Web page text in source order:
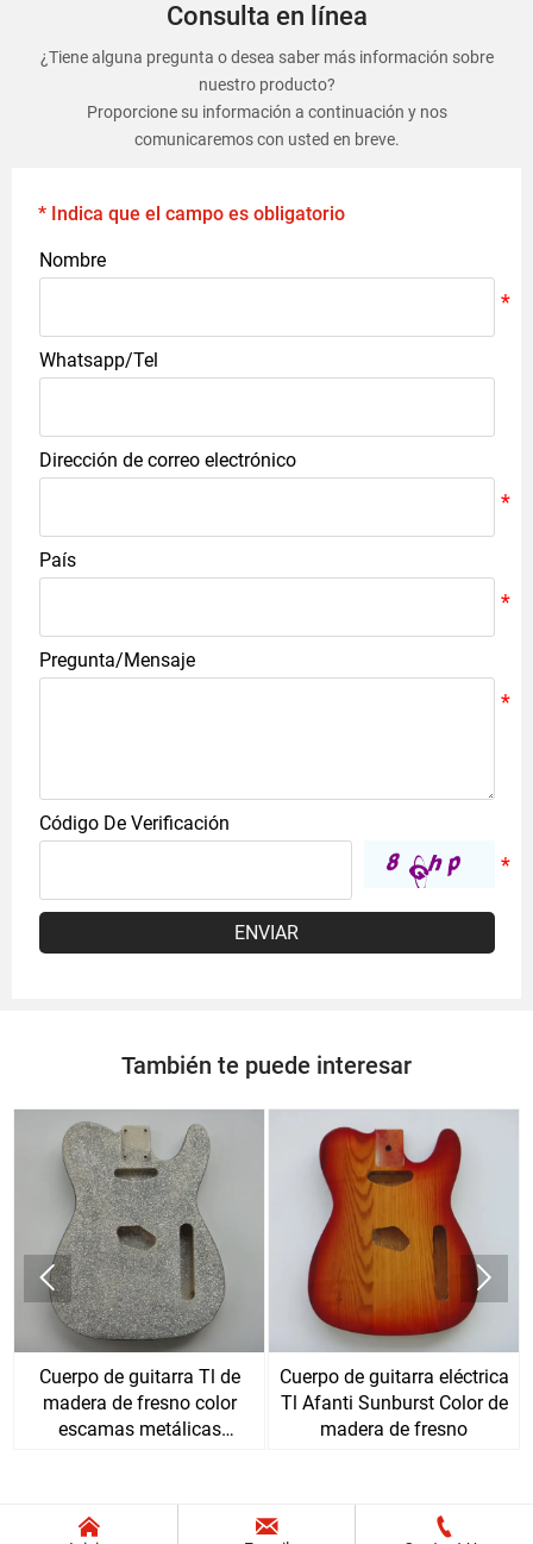
Consulta en línea
¿Tiene alguna pregunta o desea saber más información sobre
nuestro producto?
Proporcione su información a continuación y nos
comunicaremos con usted en breve.
* Indica que el campo es obligatorio
Nombre
Whatsapp/Tel
Dirección de correo electrónico
País
Pregunta/Mensaje
Código De Verificación
ENVIAR
También te puede interesar
Cuerpo de guitarra Tl de
madera de fresno color
escamas metálicas
Cuerpo de guitarra eléctrica
Tl Afanti Sunburst Color de
madera de fresno
 
  